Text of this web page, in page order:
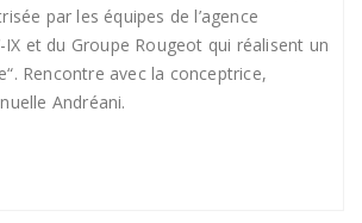
par les équipes de l’agence
IX et du Groupe Rougeot qui réalisent un
Rencontre avec la conceptrice,
Andréani.